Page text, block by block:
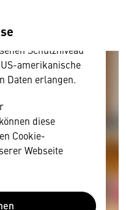
dem EU-
Schutzniveau
amerikanische
Daten erlangen.
diese
Cookie-
Webseite